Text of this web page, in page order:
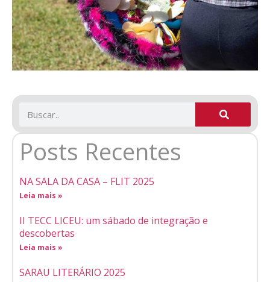
Posts Recentes
NA SALA DA CASA – FLIT 2025
Leia mais »
II TECC LICEU: um sábado de integração e
descobertas
Leia mais »
SARAU LITERÁRIO 2025